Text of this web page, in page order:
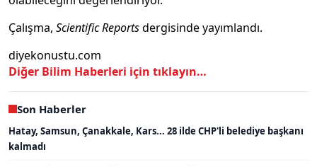
Çalışma, Scientific Reportsdergisinde yayımlandı.
diyekonustu.com
Diğer Bilim Haberleri için tıklayın…
Son Haberler
Hatay, Samsun, Çanakkale, Kars... 28 ilde CHP'li belediye başkanı
kalmadı